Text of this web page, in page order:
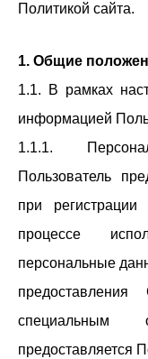
Политикой сайта.
1. Общие
1.1. В рамках
информацией
1.1.1.
Пользователь
при
процессе
персональные
специальным
предоставляется